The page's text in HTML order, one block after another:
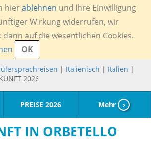
hierablehnen und Ihre Einwilligung
Wirkung widerrufen, wir
auf die wesentlichen Cookies.
OK
| Italienisch | Italien |
2026
PREISE 2026 Mehr ›
IN ORBETELLO